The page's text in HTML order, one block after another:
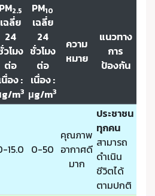
PM2.5
เฉลี่ย
24
วโมง
ต่อ
นื่อง :
m3
PM10
เฉลี่ย
24
ชั่วโมง
ต่อ
เนื่อง :
μg/m3
ความ
หมาย
แนวทาง
การ
ป้องกัน
15.0 0-50
คุณภาพ
อากาศดี
มาก
ประชาชน
ทุกคน
สามารถ
ดำเนิน
ชีวิตได้
ตามปกติ